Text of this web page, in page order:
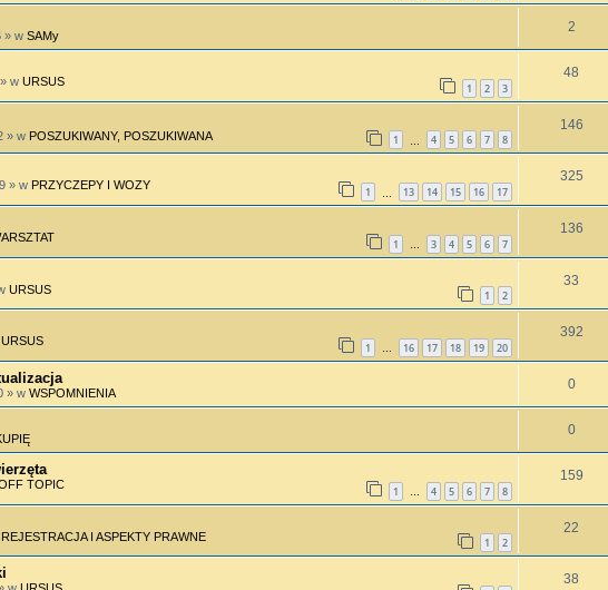
» w SAMy
2
» w URSUS 1 2 3
48
» w POSZUKIWANY, POSZUKIWANA 1 4 5 6 7 8
146
» w PRZYCZEPY I WOZY 1 13 14 15 16 17
325
1 … 3 4 5 6 7
136
URSUS 1 2
33
URSUS 1 … 16 17 18 19 20
392
» w WSPOMNIENIA
0
0
TOPIC 1 … 4 5 6 7 8
159
REJESTRACJA I ASPEKTY PRAWNE 1 2
22
38